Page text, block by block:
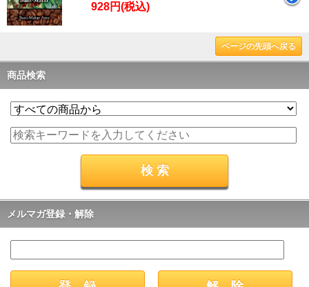
928円(税込)
ページの先頭へ戻る
商品検索
メルマガ登録・解除